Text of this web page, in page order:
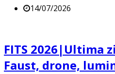
14/07/2026
FITS 2026|Ultima
Faust, drone,